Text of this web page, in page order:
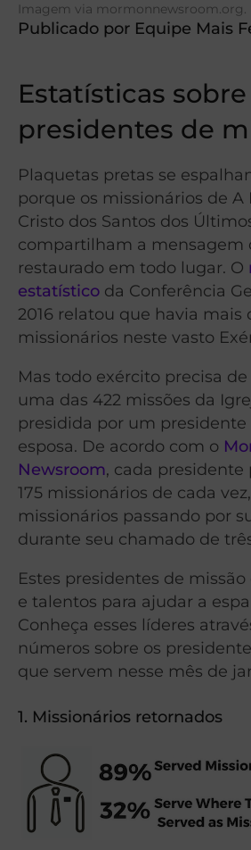
Imagem via mormonnewsroom.org.
Publicado por Equipe Mais
Estatísticas sobre
presidentes de
Plaquetas pretas se
porque os missionários de A
Cristo dos Santos dos
compartilham a mensagem
restaurado em todo lugar. O
estatístico da Conferência
2016 relatou que havia mais
missionários neste vasto
Mas todo exército precisa
uma das 422 missões da
presidida por um presidente
esposa. De acordo com o
Newsroom, cada presidente
175 missionários de cada
missionários passando por
durante seu chamado de
Estes presidentes de
e talentos para ajudar a
Conheça esses líderes
números sobre os
que servem nesse mês de
1. Missionários retornados